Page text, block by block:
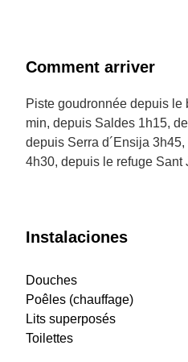
Comment arriver
Piste goudronnée depuis le
min, depuis Saldes 1h15,
depuis Serra d´Ensija
4h30, depuis le refuge Sant
Instalaciones
Douches
Poêles (chauffage)
Lits superposés
Toilettes